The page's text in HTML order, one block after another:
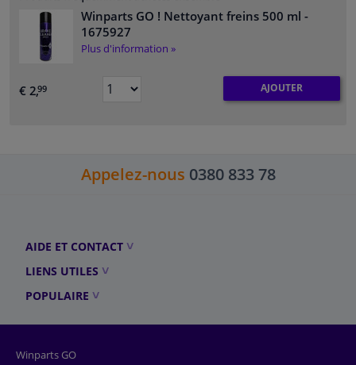
Winparts GO ! Nettoyant freins 500 ml -
1675927
Plus d'information »
€ 2,99 AJOUTER
Appelez-nous 0380 833 78
AIDE ET CONTACT
LIENS UTILES
POPULAIRE
Winparts GO